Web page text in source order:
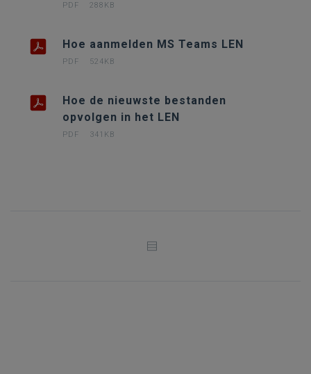
PDF 288KB
Hoe aanmelden MS Teams LEN
PDF 524KB
Hoe de nieuwste bestanden
opvolgen in het LEN
PDF 341KB